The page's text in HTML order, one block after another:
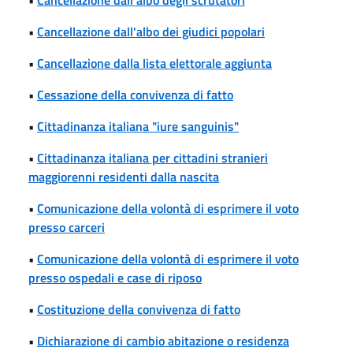
• Cancellazione dall'albo dei giudici popolari
• Cancellazione dalla lista elettorale aggiunta
• Cessazione della convivenza di fatto
• Cittadinanza italiana "iure sanguinis"
• Cittadinanza italiana per cittadini stranieri
maggiorenni residenti dalla nascita
• Comunicazione della volontà di esprimere il voto
presso carceri
• Comunicazione della volontà di esprimere il voto
presso ospedali e case di riposo
• Costituzione della convivenza di fatto
• Dichiarazione di cambio abitazione o residenza